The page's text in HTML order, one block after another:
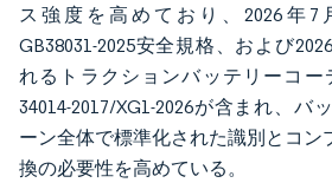
ス強度を高めており、2026年7
GB38031-2025安全規格、および
れるトラクションバッテリーコー
34014-2017/XG1-2026が含まれ、バ
ーン全体で標準化された識別とコン
換の必要性を高めている。